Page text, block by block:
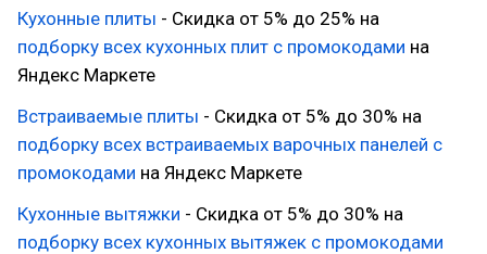
Кухонные плиты - Скидка от 5% до 25% на
подборку всех кухонных плит с промокодами на
Яндекс Маркете
Встраиваемые плиты - Скидка от 5% до 30% на
подборку всех встраиваемых варочных панелей с
промокодами на Яндекс Маркете
Кухонные вытяжки - Скидка от 5% до 30% на
подборку всех кухонных вытяжек с промокодами